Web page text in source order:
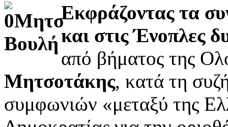
Εκφράζοντας τα
και στις Ένοπλες
από βήματος της
Μητσοτάκης, κατά τη
συμφωνιών «μεταξύ της